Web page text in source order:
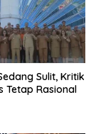
Sulit, Kritik
Tetap Rasional